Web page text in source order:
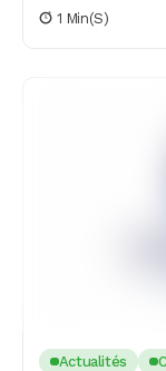
1 Min(s)
Actualités